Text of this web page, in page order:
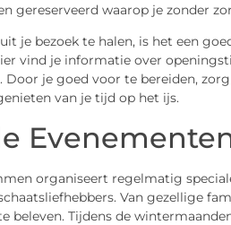
gereserveerd waarop je zonder
je bezoek te halen, is het een
vind je informatie over
Door je goed voor te bereiden,
van je tijd op het ijs.
organiseert regelmatig
Van gezellige
beleven. Tijdens de